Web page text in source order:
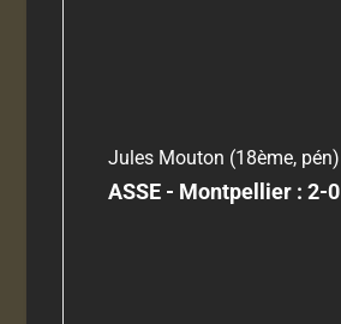
Jules Mouton (18ème, pén)
ASSE - Montpellier : 2-0